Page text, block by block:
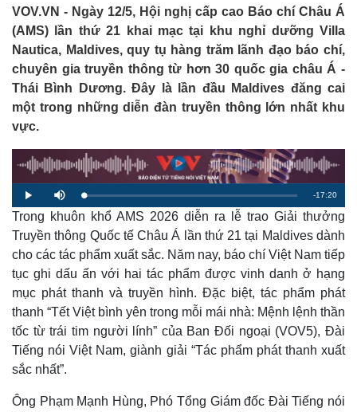
VOV.VN - Ngày 12/5, Hội nghị cấp cao Báo chí Châu Á
(AMS) lần thứ 21 khai mạc tại khu nghỉ dưỡng Villa
Nautica, Maldives, quy tụ hàng trăm lãnh đạo báo chí,
chuyên gia truyền thông từ hơn 30 quốc gia châu Á -
Thái Bình Dương. Đây là lần đầu Maldives đăng cai
một trong những diễn đàn truyền thông lớn nhất khu
vực.
P
l
a
y
M
u
t
e
L
o
a
d
d
0
.
0
0
R
e
a
i
n
i
-17:20
Trong khuôn khổ AMS 2026 diễn ra lễ trao Giải thưởng
Truyền thông Quốc tế Châu Á lần thứ 21 tại Maldives dành
cho các tác phẩm xuất sắc. Năm nay, báo chí Việt Nam tiếp
tục ghi dấu ấn với hai tác phẩm được vinh danh ở hạng
mục phát thanh và truyền hình. Đặc biệt, tác phẩm phát
thanh “Tết Việt bình yên trong mỗi mái nhà: Mệnh lệnh thần
tốc từ trái tim người lính” của Ban Đối ngoại (VOV5), Đài
Tiếng nói Việt Nam, giành giải “Tác phẩm phát thanh xuất
sắc nhất”.
Ông Phạm Mạnh Hùng, Phó Tổng Giám đốc Đài Tiếng nói